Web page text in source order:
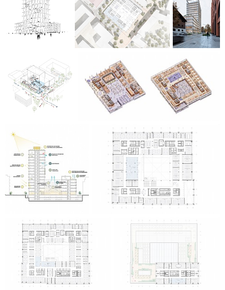
und öffentliche Räume, die den Rohde & Schwarz-Campus
mit dem übrigen Werksviertel verknüpfen. Zurückversetzte
Erdgeschosszonen, bepflanzte Bereiche und ein
parkähnlicher Korridor verbessern die Zugänglichkeit,
zusammenhängenden Stadtbild bei.